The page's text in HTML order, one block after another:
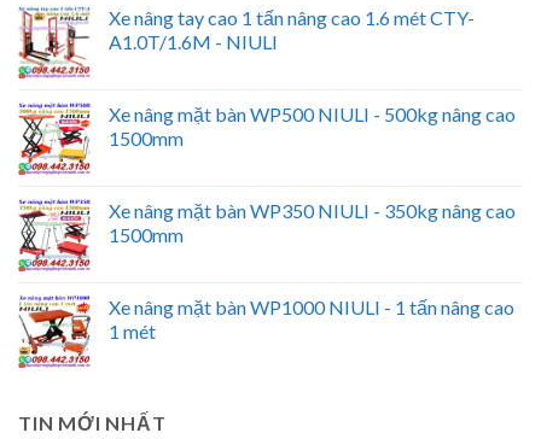
Xe nâng tay cao 1 tấn nâng cao 1.6 mét CTY-
A1.0T/1.6M - NIULI
Xe nâng mặt bàn WP500 NIULI - 500kg nâng cao
1500mm
Xe nâng mặt bàn WP350 NIULI - 350kg nâng cao
1500mm
Xe nâng mặt bàn WP1000 NIULI - 1 tấn nâng cao
1 mét
TIN MỚI NHẤT